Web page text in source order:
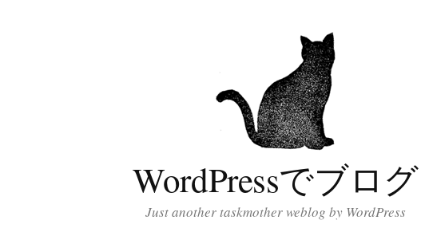
WordPressでブログ
Just another taskmother weblog by WordPress